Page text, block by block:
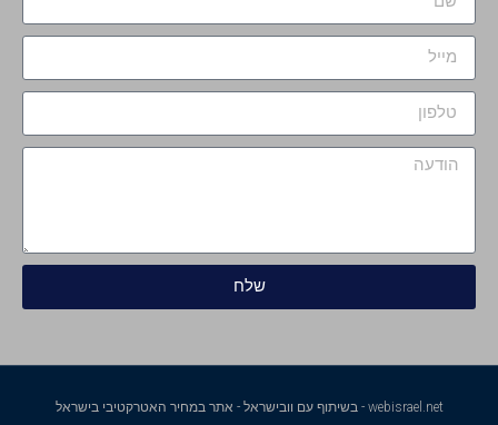
שלח
webisrael.net - בשיתוף עם וובישראל - אתר במחיר האטרקטיבי בישראל